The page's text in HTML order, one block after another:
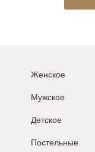
Женское
Мужское
Детское
Постельные